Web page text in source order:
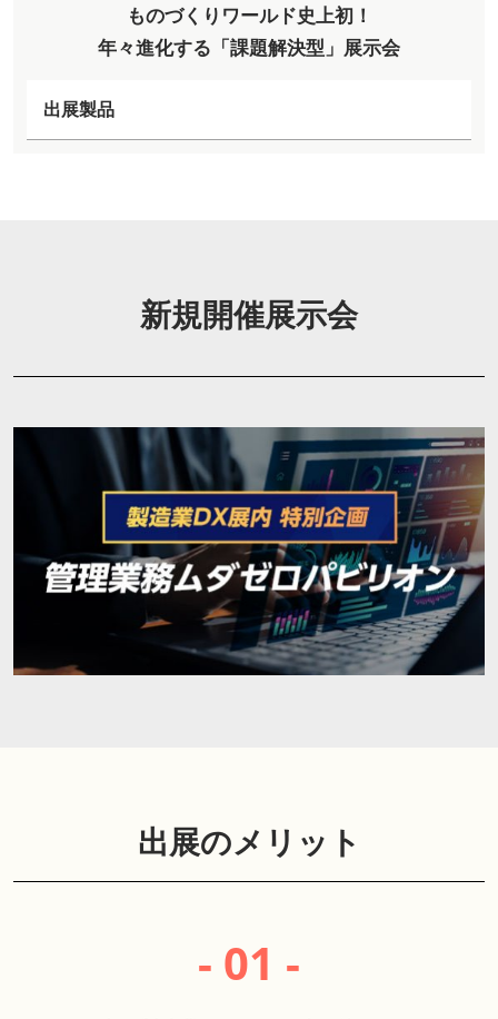
ものづくりワールド史上初！
年々進化する「課題解決型」展示会
出展製品
新規開催展示会
出展のメリット
- 01 -